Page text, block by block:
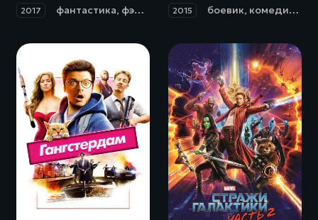
2017 фантастика, фэнтези боевик ,приключения
2015 боевик, комедия ,